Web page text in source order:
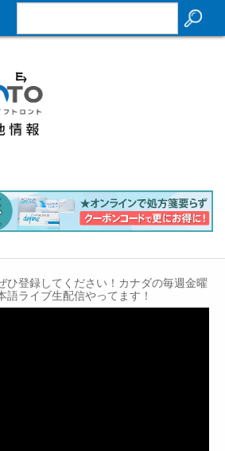
ひ登録してください！カナダの毎週金曜
語ライブ生配信やってます！